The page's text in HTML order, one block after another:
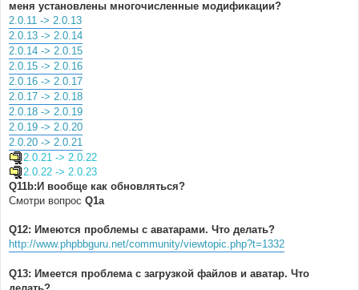
меня установлены многочисленные модификации?
2.0.11 -> 2.0.13
2.0.13 -> 2.0.14
2.0.14 -> 2.0.15
2.0.15 -> 2.0.16
2.0.16 -> 2.0.17
2.0.17 -> 2.0.18
2.0.18 -> 2.0.19
2.0.19 -> 2.0.20
2.0.20 -> 2.0.21
2.0.21 -> 2.0.22
2.0.22 -> 2.0.23
Q11b:И вообще как обновляться?
Смотри вопрос Q1a
Q12: Имеются проблемы с аватарами. Что делать?
http://www.phpbbguru.net/community/viewtopic.php?t=1332
Q13: Имеется проблема с загрузкой файлов и аватар. Что